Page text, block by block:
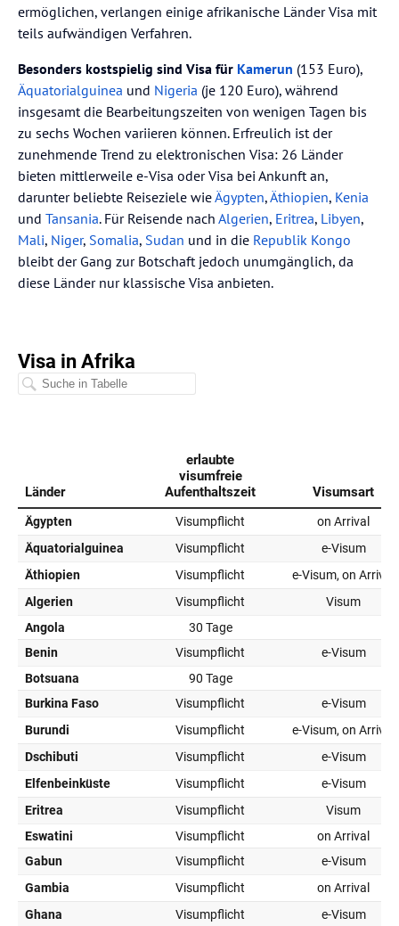
ermöglichen, verlangen einige afrikanische Länder Visa mit
teils aufwändigen Verfahren.
Besonders kostspielig sind Visa für Kamerun (153 Euro),
Äquatorialguinea und Nigeria (je 120 Euro), während
insgesamt die Bearbeitungszeiten von wenigen Tagen bis
zu sechs Wochen variieren können. Erfreulich ist der
zunehmende Trend zu elektronischen Visa: 26 Länder
bieten mittlerweile e-Visa oder Visa bei Ankunft an,
darunter beliebte Reiseziele wieÄgypten,Äthiopien, Kenia
und Tansania. Für Reisende nach Algerien, Eritrea, Libyen,
Mali, Niger, Somalia, Sudan und in die Republik Kongo
bleibt der Gang zur Botschaft jedoch unumgänglich, da
diese Länder nur klassische Visa anbieten.